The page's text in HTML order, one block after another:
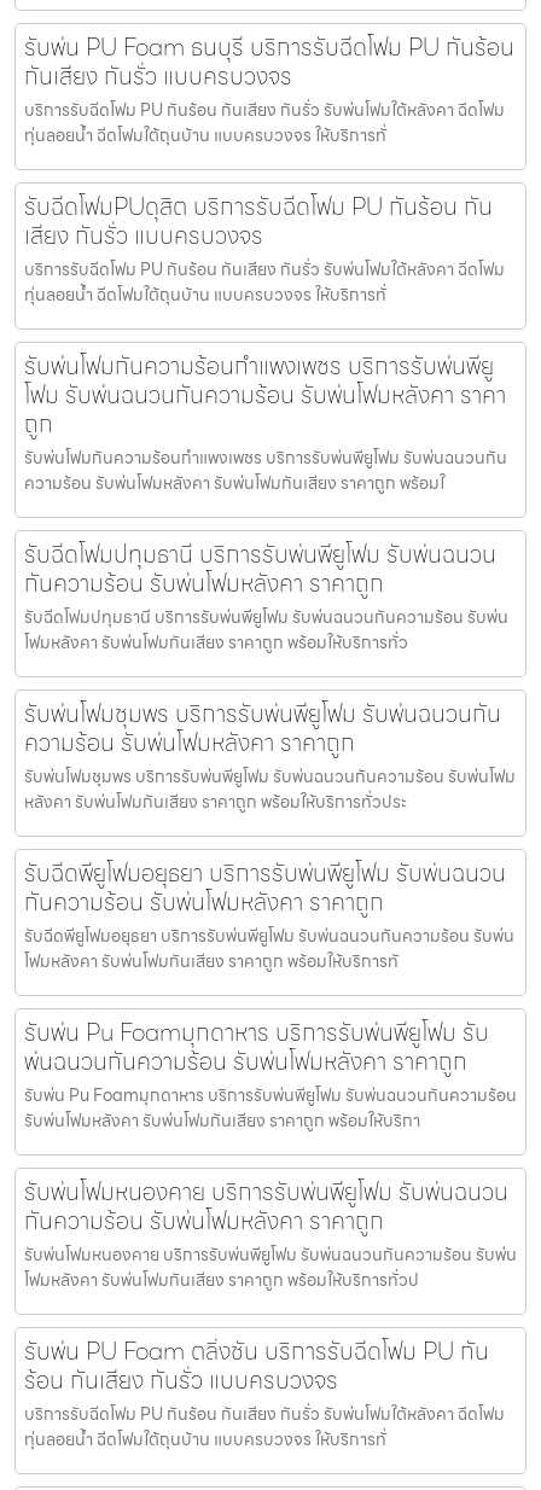
รับพ่น PU Foam ธนบุรี บริการรับฉีดโฟม PU กันร้อน
กันเสียง กันรั่ว แบบครบวงจร
บริการรับฉีดโฟม PU กันร้อน กันเสียง กันรั่ว รับพ่นโฟมใต้หลังคา ฉีดโฟม
ทุ่นลอยน้ำ ฉีดโฟมใต้ถุนบ้าน แบบครบวงจร ให้บริการทั่
รับฉีดโฟมPUดุสิต บริการรับฉีดโฟม PU กันร้อน กัน
เสียง กันรั่ว แบบครบวงจร
บริการรับฉีดโฟม PU กันร้อน กันเสียง กันรั่ว รับพ่นโฟมใต้หลังคา ฉีดโฟม
ทุ่นลอยน้ำ ฉีดโฟมใต้ถุนบ้าน แบบครบวงจร ให้บริการทั่
รับพ่นโฟมกันความร้อนกำแพงเพชร บริการรับพ่นพียู
โฟม รับพ่นฉนวนกันความร้อน รับพ่นโฟมหลังคา ราคา
ถูก
รับพ่นโฟมกันความร้อนกำแพงเพชร บริการรับพ่นพียูโฟม รับพ่นฉนวนกัน
ความร้อน รับพ่นโฟมหลังคา รับพ่นโฟมกันเสียง ราคาถูก พร้อมใ
รับฉีดโฟมปทุมธานี บริการรับพ่นพียูโฟม รับพ่นฉนวน
กันความร้อน รับพ่นโฟมหลังคา ราคาถูก
รับฉีดโฟมปทุมธานี บริการรับพ่นพียูโฟม รับพ่นฉนวนกันความร้อน รับพ่น
โฟมหลังคา รับพ่นโฟมกันเสียง ราคาถูก พร้อมให้บริการทั่ว
รับพ่นโฟมชุมพร บริการรับพ่นพียูโฟม รับพ่นฉนวนกัน
ความร้อน รับพ่นโฟมหลังคา ราคาถูก
รับพ่นโฟมชุมพร บริการรับพ่นพียูโฟม รับพ่นฉนวนกันความร้อน รับพ่นโฟม
หลังคา รับพ่นโฟมกันเสียง ราคาถูก พร้อมให้บริการทั่วประ
รับฉีดพียูโฟมอยุธยา บริการรับพ่นพียูโฟม รับพ่นฉนวน
กันความร้อน รับพ่นโฟมหลังคา ราคาถูก
รับฉีดพียูโฟมอยุธยา บริการรับพ่นพียูโฟม รับพ่นฉนวนกันความร้อน รับพ่น
โฟมหลังคา รับพ่นโฟมกันเสียง ราคาถูก พร้อมให้บริการทั
รับพ่น Pu Foamมุกดาหาร บริการรับพ่นพียูโฟม รับ
พ่นฉนวนกันความร้อน รับพ่นโฟมหลังคา ราคาถูก
รับพ่น Pu Foamมุกดาหาร บริการรับพ่นพียูโฟม รับพ่นฉนวนกันความร้อน
รับพ่นโฟมหลังคา รับพ่นโฟมกันเสียง ราคาถูก พร้อมให้บริกา
รับพ่นโฟมหนองคาย บริการรับพ่นพียูโฟม รับพ่นฉนวน
กันความร้อน รับพ่นโฟมหลังคา ราคาถูก
รับพ่นโฟมหนองคาย บริการรับพ่นพียูโฟม รับพ่นฉนวนกันความร้อน รับพ่น
โฟมหลังคา รับพ่นโฟมกันเสียง ราคาถูก พร้อมให้บริการทั่วป
รับพ่น PU Foam ตลิ่งชัน บริการรับฉีดโฟม PU กัน
ร้อน กันเสียง กันรั่ว แบบครบวงจร
บริการรับฉีดโฟม PU กันร้อน กันเสียง กันรั่ว รับพ่นโฟมใต้หลังคา ฉีดโฟม
ทุ่นลอยน้ำ ฉีดโฟมใต้ถุนบ้าน แบบครบวงจร ให้บริการทั่